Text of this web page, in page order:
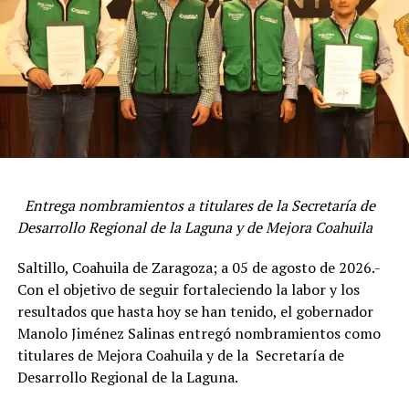
ADVERTISEMENT
“Me da mucho estar aquí con ustedes, en Palacio de
las regiones de Coahuila; líderes que se destacan en
diferentes temas; hay líderes deportistas, académicos,
sociales, cada quien representa un liderazgo para su
gente en su municipio”, declaró.
Resaltó que en su gobierno la voz de la juventud se
Entrega nombramientos a titulares de la Secretaría de
Desarrollo Regional de la Laguna y de Mejora Coahuila
Saltillo, Coahuila de Zaragoza; a 05 de agosto de 2026.-
Con el objetivo de seguir fortaleciendo la labor y los
resultados que hasta hoy se han tenido, el gobernador
Manolo Jiménez Salinas entregó nombramientos como
titulares de Mejora Coahuila y de la Secretaría de
Desarrollo Regional de la Laguna.